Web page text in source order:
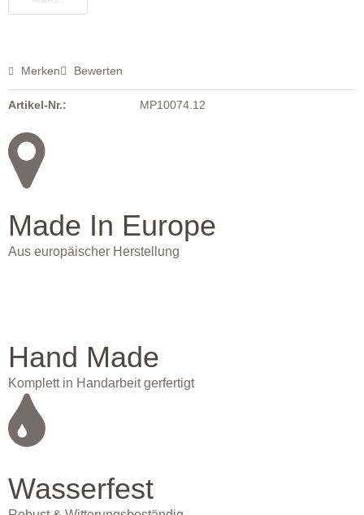
Merken Bewerten
Artikel-Nr.: MP10074.12
Made In Europe
Aus europäischer Herstellung
Hand Made
Komplett in Handarbeit gerfertigt
Wasserfest